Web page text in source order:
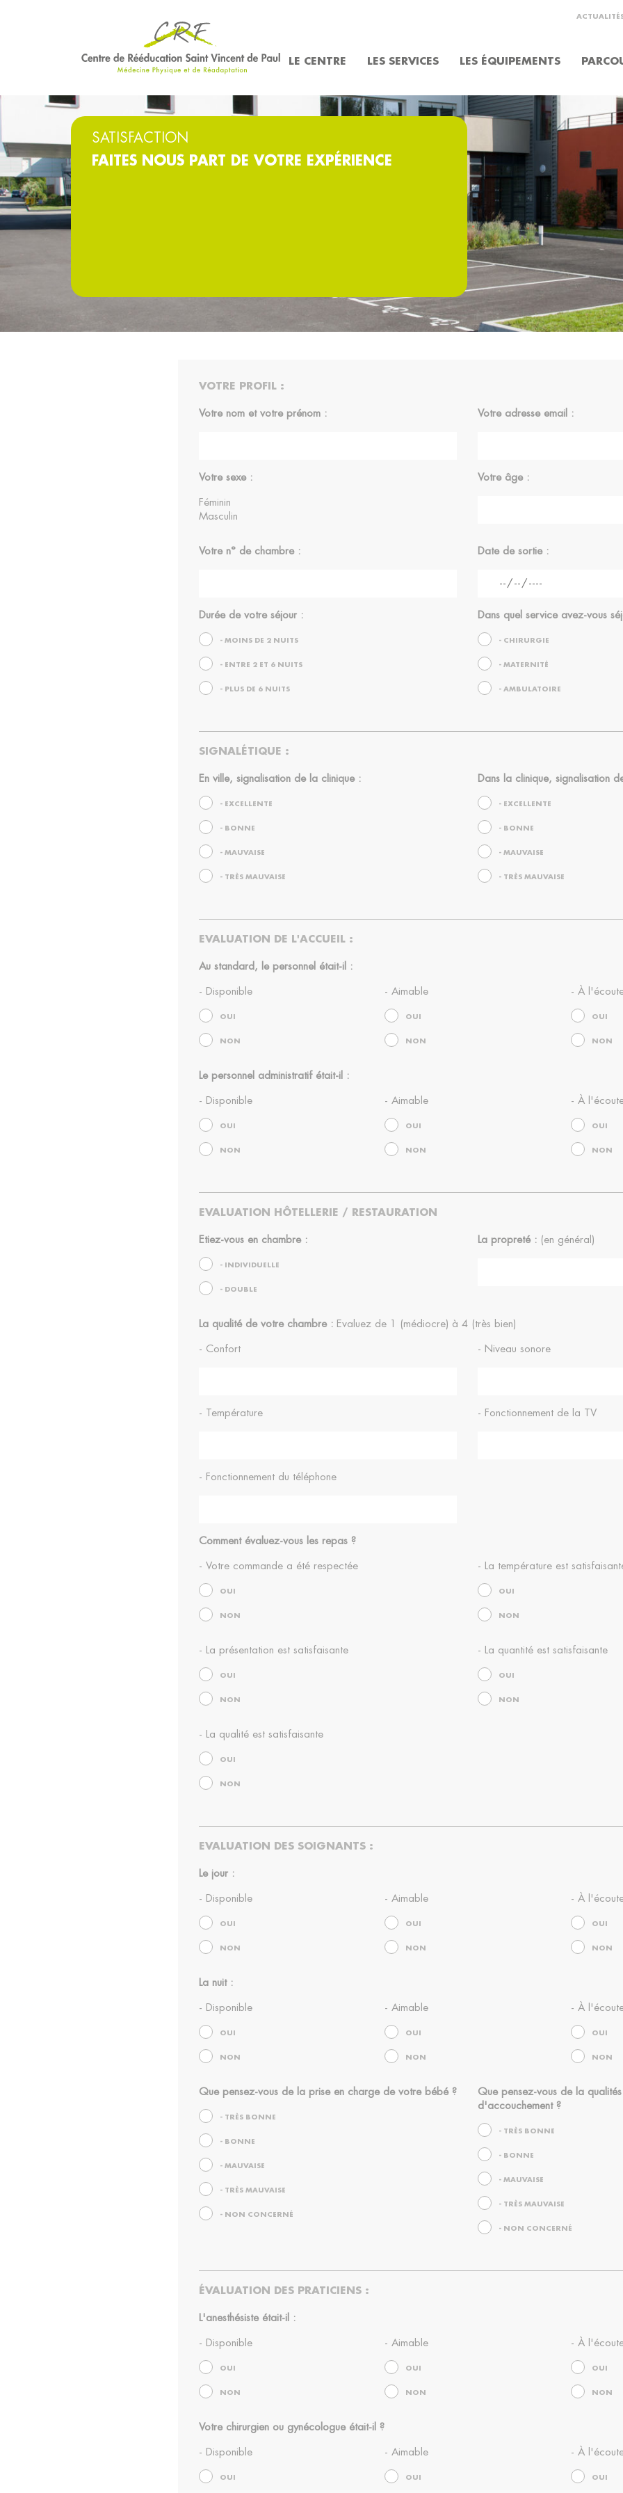
LE CENTRE LES SERVICES LES ÉQUIPEMENTS
SATISFACTION
FAITES NOUS PART DE VOTRE EXPÉRIENCE
VOTRE PROFIL :
Votre nom et votre prénom : Votre adresse email :
Votre sexe :
Féminin
Masculin
Votre âge :
Votre n° de chambre : Date de sortie :
Durée de votre séjour :
- MOINS DE 2 NUITS
- ENTRE 2 ET 6 NUITS
- PLUS DE 6 NUITS
Dans quel service avez-vous
- CHIRURGIE
- MATERNITÉ
- AMBULATOIRE
SIGNALÉTIQUE :
En ville, signalisation de la clinique :
- EXCELLENTE
- BONNE
- MAUVAISE
- TRÈS MAUVAISE
Dans la clinique, signalisation
- EXCELLENTE
- BONNE
- MAUVAISE
- TRÈS MAUVAISE
EVALUATION DE L'ACCUEIL :
Au standard, le personnel était-il :
- Disponible
OUI
NON
- Aimable
OUI
NON
- À
OUI
NON
Le personnel administratif était-il :
- Disponible
OUI
NON
- Aimable
OUI
NON
- À
OUI
NON
EVALUATION HÔTELLERIE / RESTAURATION
Etiez-vous en chambre :
- INDIVIDUELLE
- DOUBLE
La propreté : (en général)
La qualité de votre chambre :Evaluez de 1 (médiocre) à 4 (très bien)
- Confort - Niveau sonore
- Température - Fonctionnement de la TV
- Fonctionnement du téléphone
Comment évaluez-vous les repas ?
- Votre commande a été respectée
OUI
NON
- La température est
OUI
NON
- La présentation est satisfaisante
OUI
NON
- La quantité est satisfaisante
OUI
NON
- La qualité est satisfaisante
OUI
NON
EVALUATION DES SOIGNANTS :
Le jour :
- Disponible
OUI
NON
- Aimable
OUI
NON
- À
OUI
NON
La nuit :
- Disponible
OUI
NON
- Aimable
OUI
NON
- À
OUI
NON
Que pensez-vous de la prise en charge de votre bébé ?
- TRÈS BONNE
- BONNE
- MAUVAISE
- TRÈS MAUVAISE
- NON CONCERNÉ
Que pensez-vous de la
d'accouchement ?
- TRÈS BONNE
- BONNE
- MAUVAISE
- TRÈS MAUVAISE
- NON CONCERNÉ
ÉVALUATION DES PRATICIENS :
L'anesthésiste était-il :
- Disponible
OUI
NON
- Aimable
OUI
NON
- À
OUI
NON
Votre chirurgien ou gynécologue était-il ?
- Disponible
OUI
- Aimable
OUI
- À
OUI